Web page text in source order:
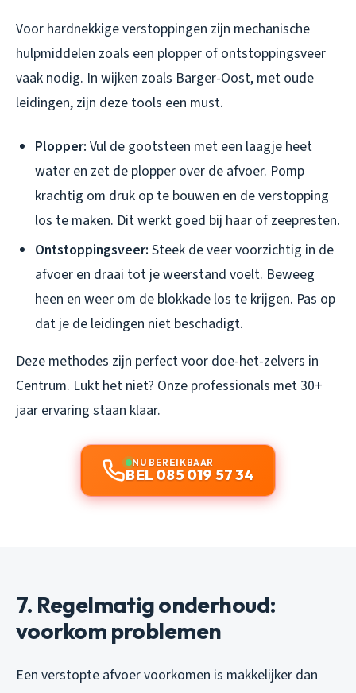
Voor hardnekkige verstoppingen zijn mechanische
hulpmiddelen zoals een plopper of ontstoppingsveer
vaak nodig. In wijken zoals Barger-Oost, met oude
leidingen, zijn deze tools een must.
Plopper: Vul de gootsteen met een laagje heet
water en zet de plopper over de afvoer. Pomp
krachtig om druk op te bouwen en de verstopping
los te maken. Dit werkt goed bij haar of zeepresten.
Ontstoppingsveer: Steek de veer voorzichtig in de
afvoer en draai tot je weerstand voelt. Beweeg
heen en weer om de blokkade los te krijgen. Pas op
dat je de leidingen niet beschadigt.
Deze methodes zijn perfect voor doe-het-zelvers in
Centrum. Lukt het niet? Onze professionals met 30+
jaar ervaring staan klaar.
NU BEREIKBAAR
BEL 085 019 57 34
7. Regelmatig onderhoud:
voorkom problemen
Een verstopte afvoer voorkomen is makkelijker dan